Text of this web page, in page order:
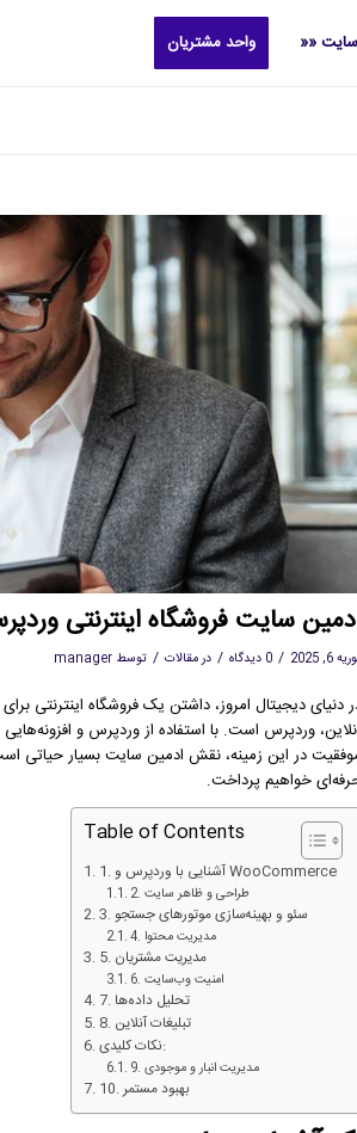
«« واحد مشتریان
سایت فروشگاه اینترنتی
6, 2025
/ 0 دیدگاه / درمقالات / توسط manager
دنیای دیجیتال امروز، داشتن یک فروشگاه اینترنتی
در این زمینه، نقش ادمین سایت بسیار حیاتی
خواهیم پرداخت.
Table of Contents
1. آشنایی با وردپرس و WooCommerce
2. طراحی و ظاهر سایت
3. سئو و بهینه‌سازی موتورهای جستجو
4. مدیریت محتوا
5. مدیریت مشتریان
6. امنیت وب‌سایت
7. تحلیل داده‌ها
8. تبلیغات آنلاین
نکات کلیدی:
9. مدیریت انبار و موجودی
10. بهبود مستمر